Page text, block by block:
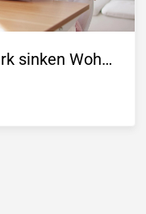
Pendeln lohnt sich: So stark sinken Wohnungspreise im Umland